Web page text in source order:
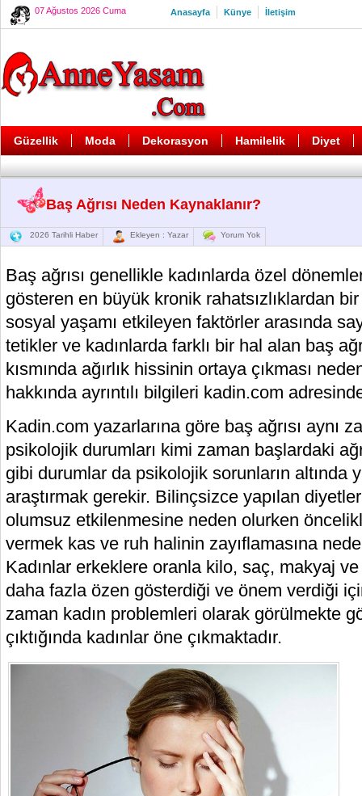
07 Ağustos 2026 Cuma Anasayfa Künye İletişim
Güzellik Moda Dekorasyon Hamilelik Diyet
Baş Ağrısı Neden Kaynaklanır?
2026 Tarihli Haber Ekleyen : Yazar Yorum Yok
Baş ağrısı genellikle kadınlarda özel
gösteren en büyük kronik rahatsızlıklardan
sosyal yaşamı etkileyen faktörler arasında
tetikler ve kadınlarda farklı bir hal alan baş
kısmında ağırlık hissinin ortaya çıkması
hakkında ayrıntılı bilgileri kadin.com
Kadin.com yazarlarına göre baş ağrısı aynı
psikolojik durumları kimi zaman başlardaki
gibi durumlar da psikolojik sorunların altında
araştırmak gerekir. Bilinçsizce yapılan
olumsuz etkilenmesine neden olurken
vermek kas ve ruh halinin zayıflamasına
Kadınlar erkeklere oranla kilo, saç, makyaj
daha fazla özen gösterdiği ve önem verdiği
zaman kadın problemleri olarak görülmekte
çıktığında kadınlar öne çıkmaktadır.